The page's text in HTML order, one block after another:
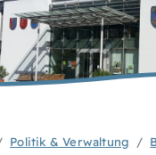
Politik & Verwaltung